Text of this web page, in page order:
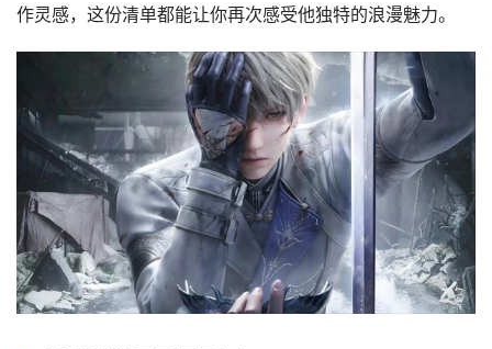
作灵感，这份清单都能让你再次感受他独特的浪漫魅力。